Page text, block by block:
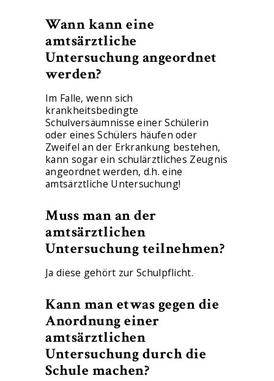
Wann kann eine
amtsärztliche
Untersuchung angeordnet
werden?
Im Falle, wenn sich
krankheitsbedingte
Schulversäumnisse einer Schülerin
oder eines Schülers häufen oder
Zweifel an der Erkrankung bestehen,
kann sogar ein schulärztliches Zeugnis
angeordnet werden, d.h. eine
amtsärztliche Untersuchung!
Muss man an der
amtsärztlichen
Untersuchung teilnehmen?
Ja diese gehört zur Schulpflicht.
Kann man etwas gegen die
Anordnung einer
amtsärztlichen
Untersuchung durch die
Schule machen?